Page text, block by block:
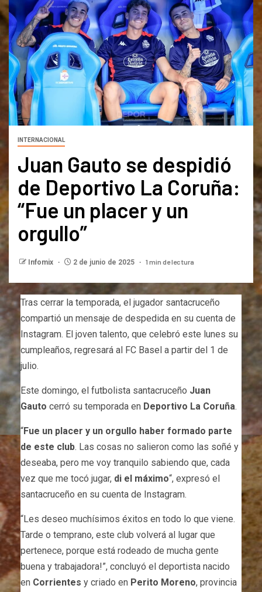
INTERNACIONAL
Juan Gauto se despidió
de Deportivo La Coruña:
“Fue un placer y un
orgullo”
Infomix 2 de junio de 2025 1 min de lectura
Tras cerrar la temporada, el jugador santacruceño
compartió un mensaje de despedida en su cuenta de
Instagram. El joven talento, que celebró este lunes su
cumpleaños, regresará al FC Basel a partir del 1 de
julio.
Este domingo, el futbolista santacruceño Juan
Gauto cerró su temporada en Deportivo La Coruña.
“Fue un placer y un orgullo haber formado parte
de este club. Las cosas no salieron como las soñé y
deseaba, pero me voy tranquilo sabiendo que, cada
vez que me tocó jugar, di el máximo“, expresó el
santacruceño en su cuenta de Instagram.
“Les deseo muchísimos éxitos en todo lo que viene.
Tarde o temprano, este club volverá al lugar que
pertenece, porque está rodeado de mucha gente
buena y trabajadora!”, concluyó el deportista nacido
en Corrientes y criado en Perito Moreno, provincia